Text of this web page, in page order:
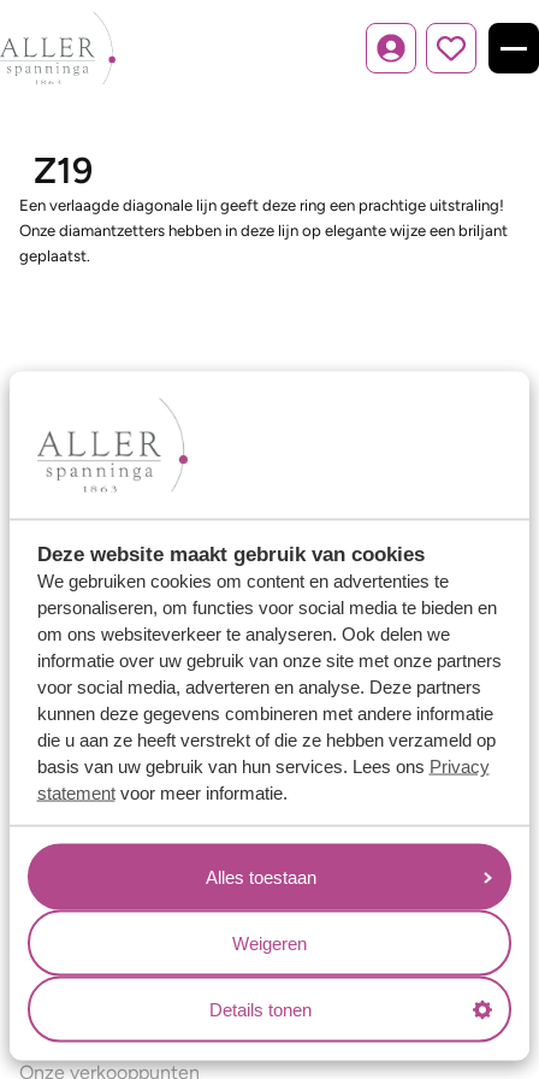
Deze website maakt gebruik van cookies
We gebruiken cookies om content en advertenties te
personaliseren, om functies voor social media te bieden en
om ons websiteverkeer te analyseren. Ook delen we
informatie over uw gebruik van onze site met onze partners
voor social media, adverteren en analyse. Deze partners
kunnen deze gegevens combineren met andere informatie
die u aan ze heeft verstrekt of die ze hebben verzameld op
basis van uw gebruik van hun services. Lees ons Privacy
statementvoor meer informatie.
Alles toestaan
Weigeren
Details tonen
Inloggen
Z19
Een verlaagde diagonale lijn geeft deze ring een prachtige uitstraling!
Onze diamantzetters hebben in deze lijn op elegante wijze een briljant
geplaatst.
Ons aanbod
Trouwringen
Verlovingsringen
Vriendschapsringen
Over ons
Aller Spanninga
Historie
Certificaten
Blogs
Jouw voordelen
Conflictvrije Materialen
Oneindig veel mogelijkheden
Kwaliteit
Juweliers & Contact
Onze verkooppunten